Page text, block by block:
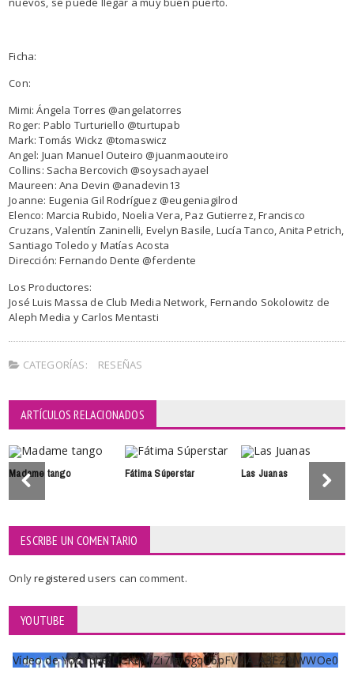
Ficha:
Con:
Mimi: Ángela Torres @angelatorres
Roger: Pablo Turturiello @turtupab
Mark: Tomás Wickz @tomaswicz
Angel: Juan Manuel Outeiro @juanmaouteiro
Collins: Sacha Bercovich @soysachayael
Maureen: Ana Devin @anadevin13
Joanne: Eugenia Gil Rodríguez @eugeniagilrod
Elenco: Marcia Rubido, Noelia Vera, Paz Gutierrez, Francisco
Cruzans, Valentín Zaninelli, Evelyn Basile, Lucía Tanco, Anita Petrich,
Santiago Toledo y Matías Acosta
Dirección: Fernando Dente @ferdente
Los Productores:
José Luis Massa de Club Media Network, Fernando Sokolowitz de
Aleph Media y Carlos Mentasti
CATEGORÍAS: RESEÑAS
ARTÍCULOS RELACIONADOS
Madame tango Fátima Súperstar Las Juanas
ESCRIBE UN COMENTARIO
Onlyregisteredusers can comment.
YOUTUBE
Vídeo de YouTube UCKqYjiZi7lzy6gqU6pFVFiA_A3EZ9JWWOe0